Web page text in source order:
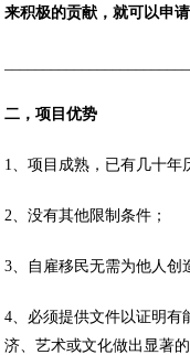
来积极的贡献，就可以申请
二，项目优势
1、项目成熟，已有几十年
2、没有其他限制条件；
3、自雇移民无需为他人创
4、必须提供文件以证明有
济、艺术或文化做出显著的